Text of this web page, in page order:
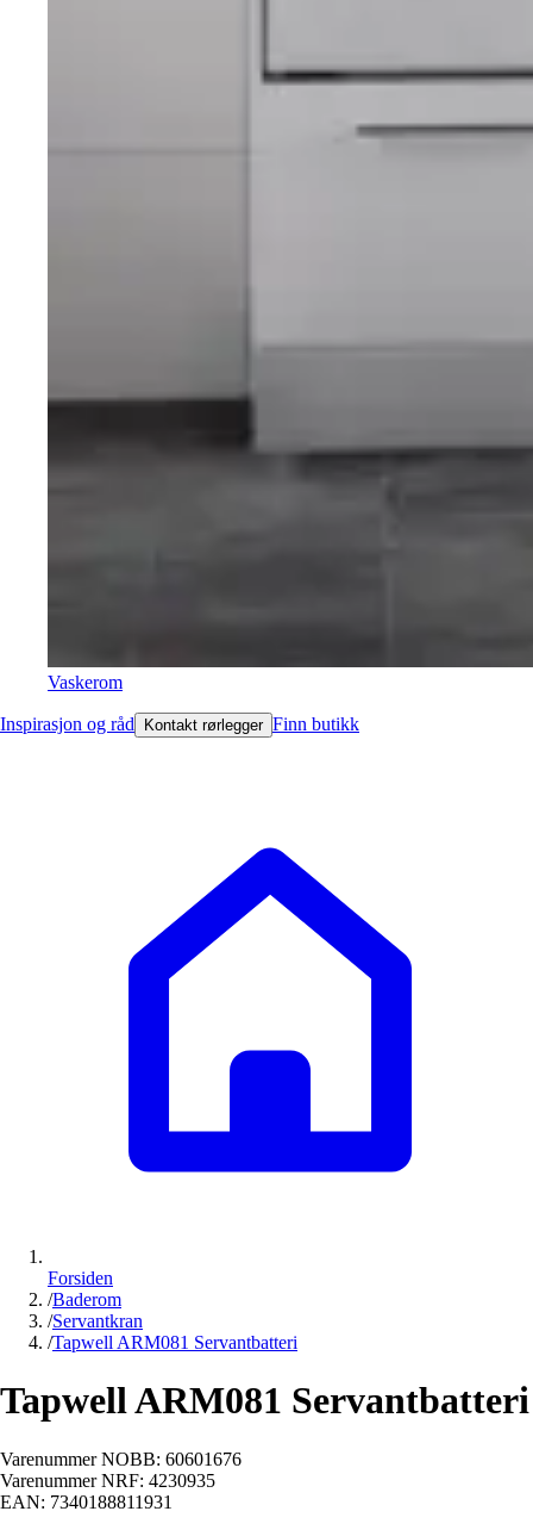
Vaskerom
Inspirasjon og råd Kontakt rørlegger Finn butikk
Forsiden
/Baderom
/Servantkran
/Tapwell ARM081 Servantbatteri
Tapwell ARM081 Servantbatteri
Varenummer NOBB: 60601676
Varenummer NRF: 4230935
EAN: 7340188811931